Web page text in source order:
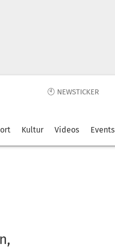
🕙 NEWSTICKER
Kultur Videos Events